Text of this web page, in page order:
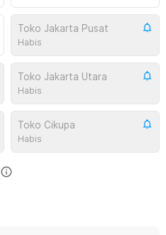
Toko Jakarta Pusat
Habis
Toko Jakarta Utara
Habis
Toko Cikupa
Habis